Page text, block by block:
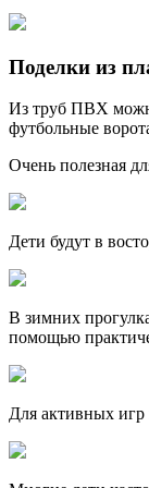
Поделки из
Из труб ПВХ
футбольные
Очень полезная
Дети будут в
В зимних
помощью
Для активных игр